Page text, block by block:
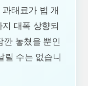
태료가 법 개
지 대폭 상향되
깐 놓쳤을 뿐인
릴 수는 없습니